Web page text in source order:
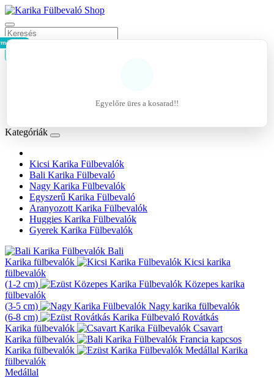
- 0Ft
Egyelőre üres a kosarad!!
Kategóriák
Kicsi Karika Fülbevalók
Bali Karika Fülbevaló
Nagy Karika Fülbevalók
Egyszerű Karika Fülbevaló
Aranyozott Karika Fülbevalók
Huggies Karika Fülbevalók
Gyerek Karika Fülbevalók
Bali
Karika fülbevalók
Kicsi karika
fülbevalók
(1-2 cm)
Közepes karika
fülbevalók
(3-5 cm)
Nagy karika fülbevalók
(6-8 cm)
Rovátkás
Karika fülbevalók
Csavart
Karika fülbevalók
Francia kapcsos
Karika fülbevalók
Karika
fülbevalók
Medállal